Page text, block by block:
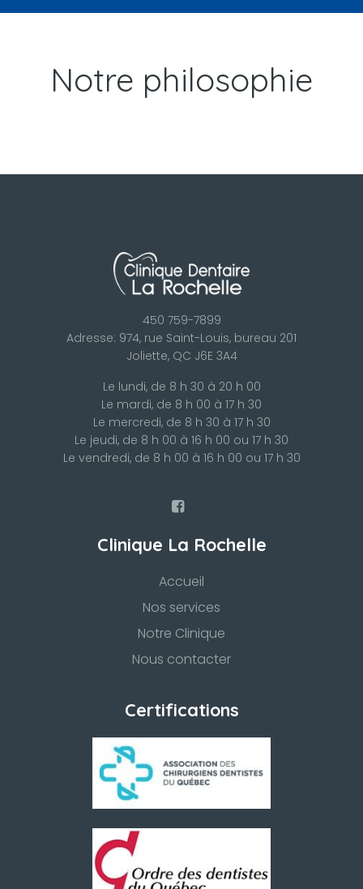
Notre philosophie
450 759-7899
Adresse: 974, rue Saint-Louis, bureau 201
Joliette, QC J6E 3A4
Le lundi, de 8 h 30 à 20 h 00
Le mardi, de 8 h 00 à 17 h 30
Le mercredi, de 8 h 30 à 17 h 30
Le jeudi, de 8 h 00 à 16 h 00 ou 17 h 30
Le vendredi, de 8 h 00 à 16 h 00 ou 17 h 30
Clinique La Rochelle
Accueil
Nos services
Notre Clinique
Nous contacter
Certifications